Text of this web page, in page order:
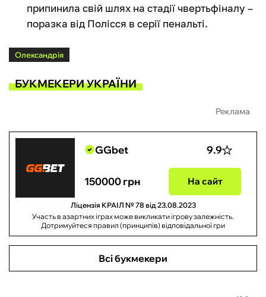
припинила свій шлях на стадії чвертьфіналу –
поразка від Полісся в серії пенальті.
Олександрія
БУКМЕКЕРИ УКРАЇНИ
Реклама
GGbet 9.9
150000 грн На сайт
Ліцензія КРАІЛ № 78 від 23.08.2023
Участь в азартних іграх може викликати ігрову залежність.
Дотримуйтеся правил (принципів) відповідальної гри
Всі букмекери